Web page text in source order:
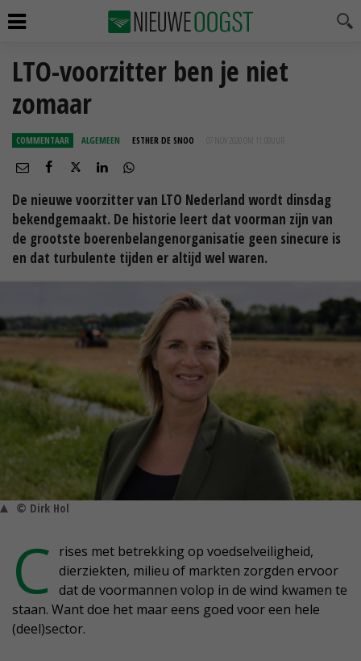
LTO-voorzitter ben je niet
zomaar
COMMENTAAR ALGEMEEN ESTHER DE SNOO 07 NOV 2020 OM 11:00
De nieuwe voorzitter van LTO Nederland wordt dinsdag
bekendgemaakt. De historie leert dat voorman zijn van
de grootste boerenbelangenorganisatie geen sinecure is
en dat turbulente tijden er altijd wel waren.
© Dirk Hol
C rises met betrekking op voedselveiligheid,
dierziekten, milieu of markten zorgden ervoor
dat de voormannen volop in de wind kwamen te
staan. Want doe het maar eens goed voor een hele
(deel)sector.